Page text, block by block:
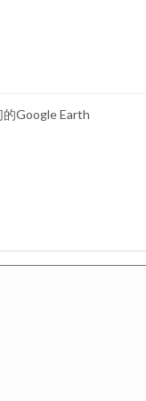
Google Earth